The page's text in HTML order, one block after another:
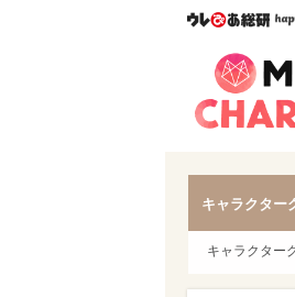
ウ
キャラクター
キャラクター